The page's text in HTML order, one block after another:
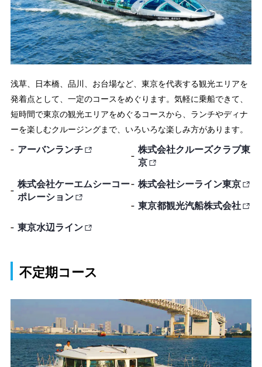
浅草、日本橋、品川、お台場など、東京を代表する観光エリアを
発着点として、一定のコースをめぐります。気軽に乗船できて、
短時間で東京の観光エリアをめぐるコースから、ランチやディナ
ーを楽しむクルージングまで、いろいろな楽しみ方があります。
アーバンランチ
株式会社クルーズクラブ東
京
株式会社ケーエムシーコー
ポレーション
株式会社シーライン東京
東京都観光汽船株式会社
東京水辺ライン
不定期コース